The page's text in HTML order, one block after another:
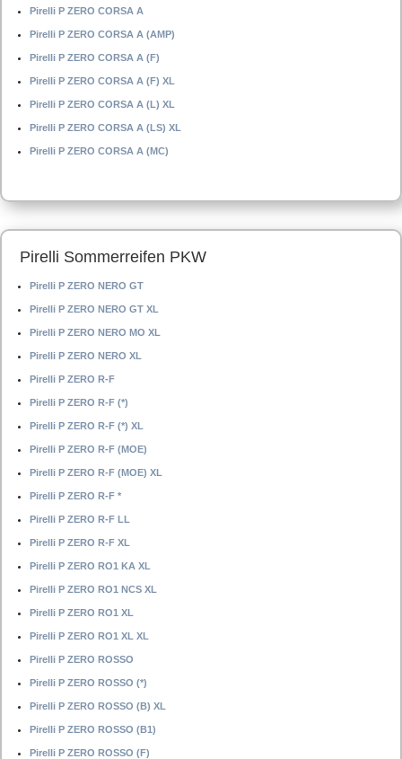
Pirelli P ZERO CORSA A
Pirelli P ZERO CORSA A (AMP)
Pirelli P ZERO CORSA A (F)
Pirelli P ZERO CORSA A (F) XL
Pirelli P ZERO CORSA A (L) XL
Pirelli P ZERO CORSA A (LS) XL
Pirelli P ZERO CORSA A (MC)
Pirelli Sommerreifen PKW
Pirelli P ZERO NERO GT
Pirelli P ZERO NERO GT XL
Pirelli P ZERO NERO MO XL
Pirelli P ZERO NERO XL
Pirelli P ZERO R-F
Pirelli P ZERO R-F (*)
Pirelli P ZERO R-F (*) XL
Pirelli P ZERO R-F (MOE)
Pirelli P ZERO R-F (MOE) XL
Pirelli P ZERO R-F *
Pirelli P ZERO R-F LL
Pirelli P ZERO R-F XL
Pirelli P ZERO RO1 KA XL
Pirelli P ZERO RO1 NCS XL
Pirelli P ZERO RO1 XL
Pirelli P ZERO RO1 XL XL
Pirelli P ZERO ROSSO
Pirelli P ZERO ROSSO (*)
Pirelli P ZERO ROSSO (B) XL
Pirelli P ZERO ROSSO (B1)
Pirelli P ZERO ROSSO (F)